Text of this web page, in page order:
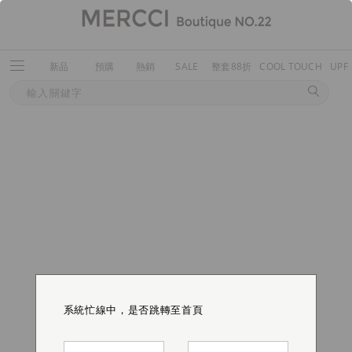
新品 預購 熱銷 SALE 整套88折 COOL TOUCH
系統忙線中，是否跳轉至首頁
系統忙線中，是否跳轉至首頁
系統忙線中，是否跳轉至首頁
系統忙線中，是否跳轉至首頁
系統忙線中，是否跳轉至首頁